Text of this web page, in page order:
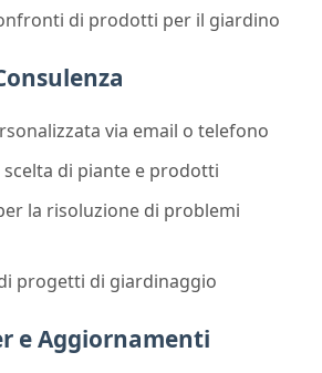
di prodotti per il giardino
via email o telefono
di piante e prodotti
la risoluzione di problemi
progetti di giardinaggio
e Aggiornamenti